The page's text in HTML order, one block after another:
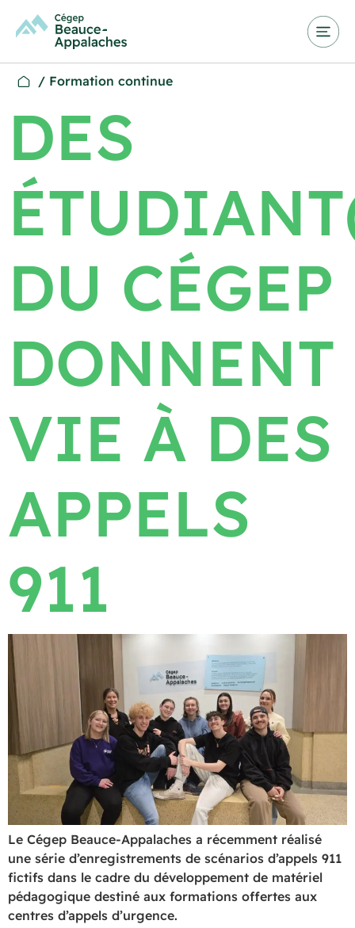
/ Formation continue
DES
DU CÉGEP
DONNENT
VIE À DES
APPELS
911
Le Cégep Beauce-Appalaches a récemment réalisé
une série d’enregistrements de scénarios d’appels 911
fictifs dans le cadre du développement de matériel
pédagogique destiné aux formations offertes aux
centres d’appels d’urgence.